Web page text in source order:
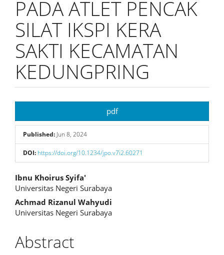
PADA ATLET PENCAK
SILAT IKSPI KERA
SAKTI KECAMATAN
KEDUNGPRING
Sidebar
pdf
Published: Jun 8, 2024
DOI: https://doi.org/10.1234/jpo.v7i2.60271
Main
Article
Content
Ibnu Khoirus Syifa'
Universitas Negeri Surabaya
Achmad Rizanul Wahyudi
Universitas Negeri Surabaya
Abstract